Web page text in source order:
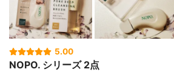
5.00
NOPO. シリーズ 2点